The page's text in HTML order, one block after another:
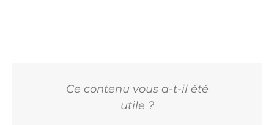
Ce contenu vous a-t-il été
utile ?